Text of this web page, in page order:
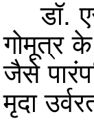
डॉ.
गोमूत्र
जैसे
मृदा